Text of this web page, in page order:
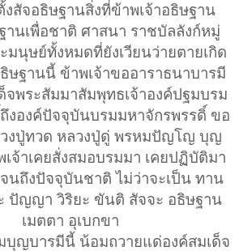
งสัจอธิษฐานสิ่งที่ข้าพเจ้าอธิษฐาน
านเพื่อชาติ ศาสนา ราชบัลลังก์หมู่
นุษย์ทั้งหมดที่ยังเวียนว่ายตายเกิด
ษฐานนี้ ข้าพเจ้าขออาราธนาบารมี
จพระสัมมาสัมพุทธเจ้าองค์ปฐมบรม
งองค์ปัจจุบันบรมมหาจักรพรรดิ์ ขอ
งปู่ทวด หลวงปู่ดู่ พรหมปัญโญ บุญ
จ้าเคยสั่งสมอบรมมา เคยปฏิบัติมา
นถึงปัจจุบันชาติ ไม่ว่าจะเป็น ทาน
ปัญญา วิริยะ ขันติ สัจจะ อธิษฐาน
เมตตา อุเบกขา
บุญบารมีนี้ น้อมถวายแด่องค์สมเด็จ